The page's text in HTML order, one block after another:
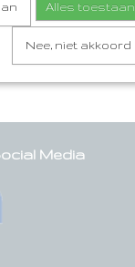
Media
Alles toestaan
Nee, niet akkoord